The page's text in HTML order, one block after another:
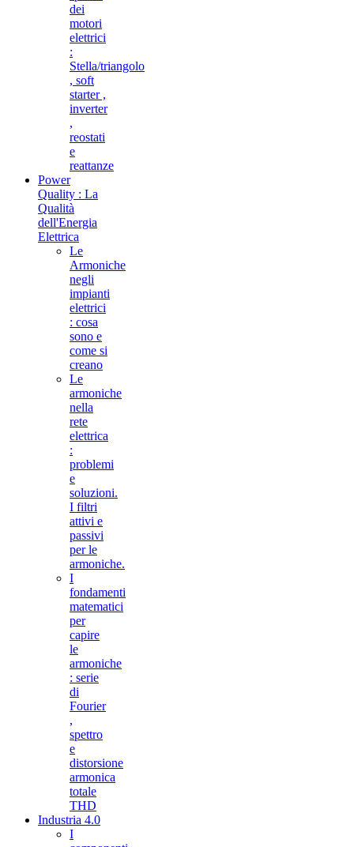
dei
motori
elettrici
:
Stella/triangolo
, soft
starter ,
inverter
,
reostati
e
reattanze
Power
Quality : La
Qualità
dell'Energia
Elettrica
Le
Armoniche
negli
impianti
elettrici
: cosa
sono e
come si
creano
Le
armoniche
nella
rete
elettrica
:
problemi
e
soluzioni.
I filtri
attivi e
passivi
per le
armoniche.
I
fondamenti
matematici
per
capire
le
armoniche
: serie
di
Fourier
,
spettro
e
distorsione
armonica
totale
THD
Industria 4.0
I